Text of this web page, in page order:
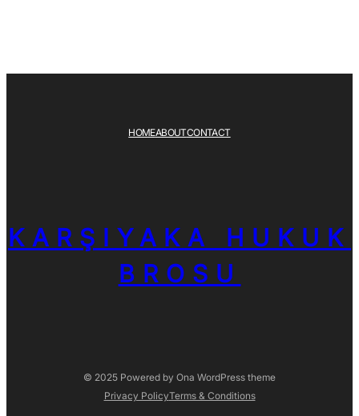
HOMEABOUTCONTACT
KARŞIYAKA HUKUK
BROSU
© 2025 Powered by Ona WordPress theme
Privacy PolicyTerms & Conditions